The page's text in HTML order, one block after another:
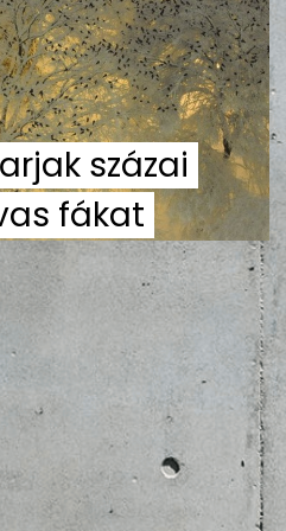
TÁJÉKOZTATÓ
százai
fákat